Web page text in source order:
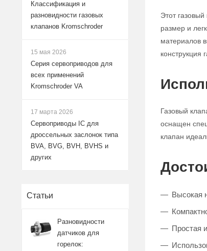
Этот
размер и
материалов
конструкция
Газовый
оснащен
клапан
Высокая
Простая
Классификация и
разновидности газовых
клапанов Kromschroder
15 мая 2026
Серия сервоприводов для
всех применений
Kromschroder VA
17 марта 2026
Сервоприводы IC для
дроссельных заслонок типа
BVA, BVG, BVH, BVHS и
других
Статьи
Разновидности
датчиков для
горелок: